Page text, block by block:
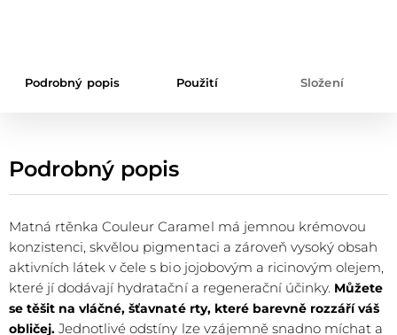
Podrobný popis Použití Složení
Podrobný popis
Matná rtěnka Couleur Caramel má jemnou krémovou
konzistenci, skvělou pigmentaci a zároveň vysoký obsah
aktivních látek v čele s bio jojobovým a ricinovým olejem,
které jí dodávají hydratační a regenerační účinky. Můžete
se těšit na vláčné, šťavnaté rty, které barevně rozzáří váš
obličej. Jednotlivé odstíny lze vzájemně snadno míchat a